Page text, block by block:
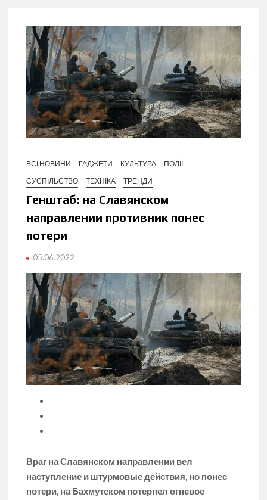
ВСІ НОВИНИ ГАДЖЕТИ КУЛЬТУРА
ПОДІЇ
СУСПІЛЬСТВО
ТЕХНІКА ТРЕНДИ
Генштаб: на Славянском
направлении противник понес
потери
05.06.2022
Враг на Славянском направлении вел
наступление и штурмовые действия, но понес
потери, на Бахмутском потерпел огневое